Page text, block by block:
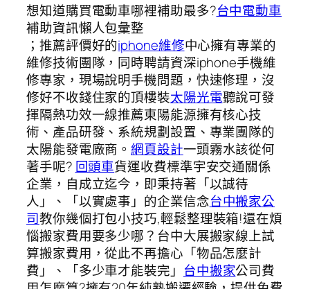
想知道購買電動車哪裡補助最多?台中電動車
補助資訊懶人包彙整
；推薦評價好的iphone維修中心擁有專業的
維修技術團隊，同時聘請資深iphone手機維
修專家，現場說明手機問題，快速修理，沒
修好不收錢住家的頂樓裝太陽光電聽說可發
揮隔熱功效一線推薦東陽能源擁有核心技
術、產品研發、系統規劃設置、專業團隊的
太陽能發電廠商。網頁設計一頭霧水該從何
著手呢? 回頭車貨運收費標準宇安交通關係
企業，自成立迄今，即秉持著「以誠待
人」、「以實處事」的企業信念台中搬家公
司教你幾個打包小技巧,輕鬆整理裝箱!還在煩
惱搬家費用要多少哪？台中大展搬家線上試
算搬家費用，從此不再擔心「物品怎麼計
費」、「多少車才能裝完」 台中搬家公司費